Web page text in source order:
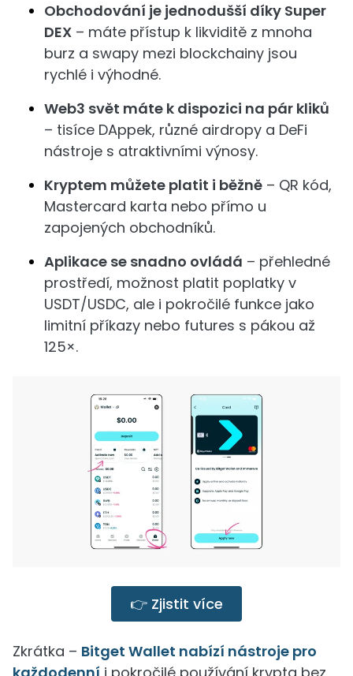
Obchodování je jednodušší díky Super
DEX – máte přístup k likviditě z mnoha
burz a swapy mezi blockchainy jsou
rychlé i výhodné.
Web3 svět máte k dispozici na pár kliků
– tisíce DAppek, různé airdropy a DeFi
nástroje s atraktivními výnosy.
Kryptem můžete platit i běžně – QR kód,
Mastercard karta nebo přímo u
zapojených obchodníků.
Aplikace se snadno ovládá – přehledné
prostředí, možnost platit poplatky v
USDT/USDC, ale i pokročilé funkce jako
limitní příkazy nebo futures s pákou až
125×.
👉 Zjistit více
Zkrátka – Bitget Wallet nabízí nástroje pro